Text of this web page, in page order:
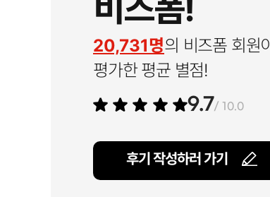
비즈폼!
20,731명의 비즈폼 회원이
평가한 평균 별점!
9.7/ 10.0
후기 작성하러 가기